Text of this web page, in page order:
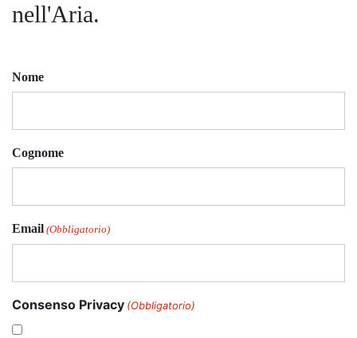
nell'Aria.
Nome
Cognome
Email (Obbligatorio)
Consenso Privacy (Obbligatorio)